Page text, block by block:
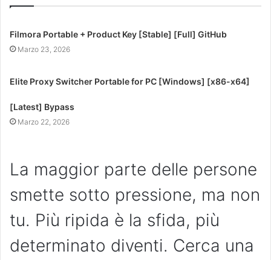
Filmora Portable + Product Key [Stable] [Full] GitHub
Marzo 23, 2026
Elite Proxy Switcher Portable for PC [Windows] [x86-x64]
[Latest] Bypass
Marzo 22, 2026
La maggior parte delle persone
smette sotto pressione, ma non
tu. Più ripida è la sfida, più
determinato diventi. Cerca una